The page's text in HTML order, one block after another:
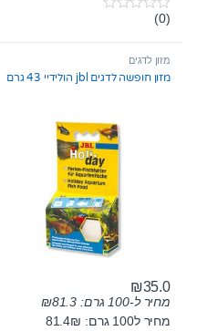
0
t
o
f
(0)
מזון לדגים
מזון חופשה לדגים jbl הולידיי 43 גרם
₪35.0
מחיר ל-100 גרם: ₪81.3
מחיר ל100 גרם: 81.4₪